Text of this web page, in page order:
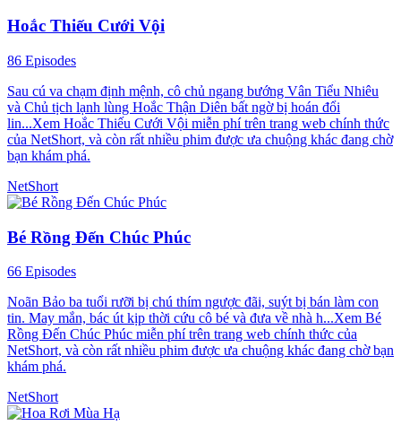
Hoắc Thiếu Cưới Vội
86 Episodes
Sau cú va chạm định mệnh, cô chủ ngang bướng Vân Tiểu Nhiêu
và Chủ tịch lạnh lùng Hoắc Thận Diên bất ngờ bị hoán đổi
lin...Xem Hoắc Thiếu Cưới Vội miễn phí trên trang web chính thức
của NetShort, và còn rất nhiều phim được ưa chuộng khác đang chờ
bạn khám phá.
NetShort
Bé Rồng Đến Chúc Phúc
66 Episodes
Noãn Bảo ba tuổi rưỡi bị chú thím ngược đãi, suýt bị bán làm con
tin. May mắn, bác út kịp thời cứu cô bé và đưa về nhà h...Xem Bé
Rồng Đến Chúc Phúc miễn phí trên trang web chính thức của
NetShort, và còn rất nhiều phim được ưa chuộng khác đang chờ bạn
khám phá.
NetShort